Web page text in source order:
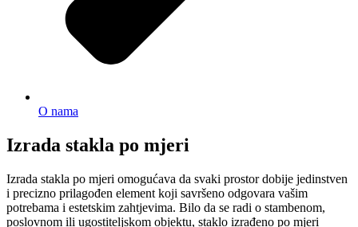
O nama
Izrada stakla po mjeri
Izrada stakla po mjeri omogućava da svaki prostor dobije jedinstven
i precizno prilagođen element koji savršeno odgovara vašim
potrebama i estetskim zahtjevima. Bilo da se radi o stambenom,
poslovnom ili ugostiteljskom objektu, staklo izrađeno po mjeri